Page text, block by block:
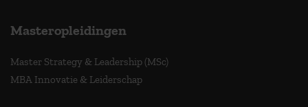
Masteropleidingen
Master Strategy & Leadership (MSc)
MBA Innovatie & Leiderschap